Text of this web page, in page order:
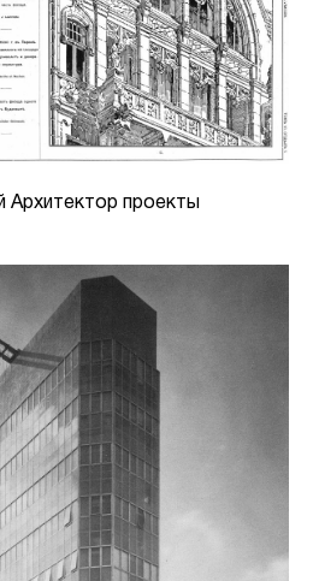
Архитектор проекты